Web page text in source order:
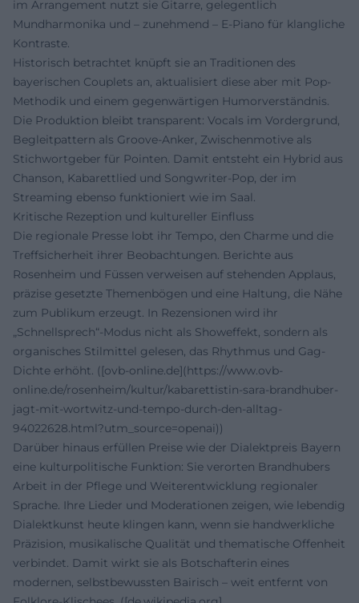
im Arrangement nutzt sie Gitarre, gelegentlich
Mundharmonika und – zunehmend – E-Piano für klangliche
Kontraste.
Historisch betrachtet knüpft sie an Traditionen des
bayerischen Couplets an, aktualisiert diese aber mit Pop-
Methodik und einem gegenwärtigen Humorverständnis.
Die Produktion bleibt transparent: Vocals im Vordergrund,
Begleitpattern als Groove-Anker, Zwischenmotive als
Stichwortgeber für Pointen. Damit entsteht ein Hybrid aus
Chanson, Kabarettlied und Songwriter-Pop, der im
Streaming ebenso funktioniert wie im Saal.
Kritische Rezeption und kultureller Einfluss
Die regionale Presse lobt ihr Tempo, den Charme und die
Treffsicherheit ihrer Beobachtungen. Berichte aus
Rosenheim und Füssen verweisen auf stehenden Applaus,
präzise gesetzte Themenbögen und eine Haltung, die Nähe
zum Publikum erzeugt. In Rezensionen wird ihr
„Schnellsprech“-Modus nicht als Showeffekt, sondern als
organisches Stilmittel gelesen, das Rhythmus und Gag-
Dichte erhöht. ([ovb-online.de](https://www.ovb-
online.de/rosenheim/kultur/kabarettistin-sara-brandhuber-
jagt-mit-wortwitz-und-tempo-durch-den-alltag-
94022628.html?utm_source=openai))
Darüber hinaus erfüllen Preise wie der Dialektpreis Bayern
eine kulturpolitische Funktion: Sie verorten Brandhubers
Arbeit in der Pflege und Weiterentwicklung regionaler
Sprache. Ihre Lieder und Moderationen zeigen, wie lebendig
Dialektkunst heute klingen kann, wenn sie handwerkliche
Präzision, musikalische Qualität und thematische Offenheit
verbindet. Damit wirkt sie als Botschafterin eines
modernen, selbstbewussten Bairisch – weit entfernt von